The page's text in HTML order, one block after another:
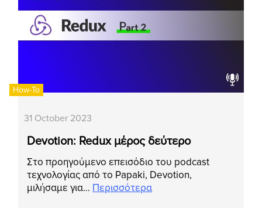
How-To
31 October 2023
Devotion: Redux μέρος δεύτερο
Στο προηγούμενο επεισόδιο του podcast
τεχνολογίας από το Papaki, Devotion,
μιλήσαμε για… Περισσότερα